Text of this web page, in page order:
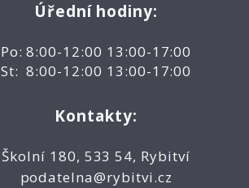
Úřední hodiny:
Po: 8:00-12:00 13:00-17:00
St: 8:00-12:00 13:00-17:00
Kontakty:
Školní 180, 533 54, Rybitví
podatelna@rybitvi.cz